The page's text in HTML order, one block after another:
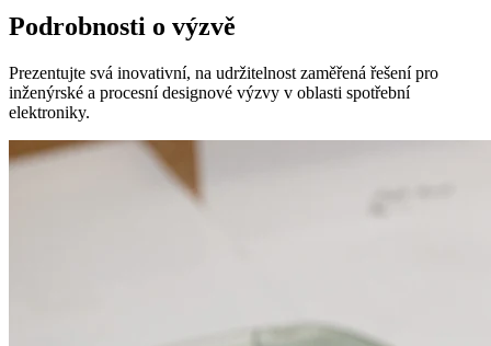
Podrobnosti o výzvě
Prezentujte svá inovativní, na udržitelnost zaměřená řešení pro
inženýrské a procesní designové výzvy v oblasti spotřební
elektroniky.